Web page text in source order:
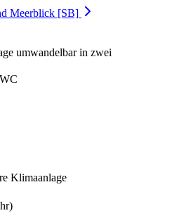
Meerblick [SB]
umwandelbar in zwei
Klimaanlage